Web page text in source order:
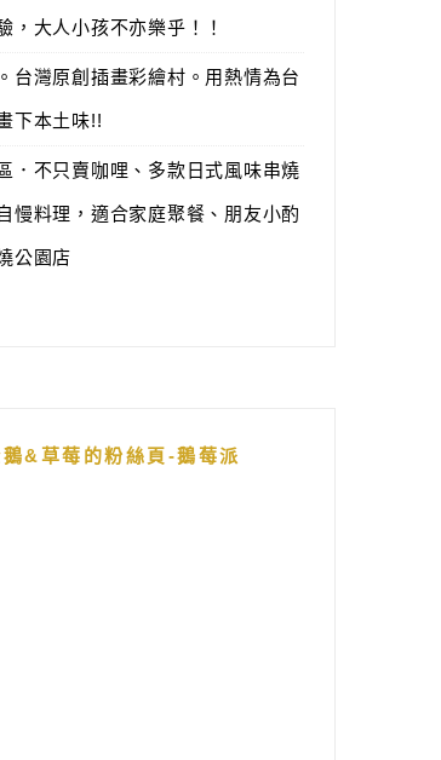
，大人小孩不亦樂乎！！
台灣原創插畫彩繪村。用熱情為台
下本土味!!
．不只賣咖哩、多款日式風味串燒
慢料理，適合家庭聚餐、朋友小酌
公園店
&草莓的粉絲頁-鵝莓派